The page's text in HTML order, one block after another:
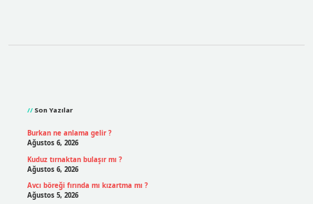
Son Yazılar
Burkan ne anlama gelir ?
Ağustos 6, 2026
Kuduz tırnaktan bulaşır mı ?
Ağustos 6, 2026
Avcı böreği fırında mı kızartma mı ?
Ağustos 5, 2026